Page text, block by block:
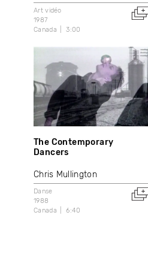
Art vidéo
1987
Canada
3:00
The Contemporary
Dancers
Chris Mullington
Danse
1988
Canada
6:40